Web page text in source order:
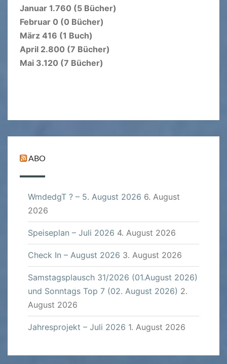
Januar 1.760 (5 Bücher)
Februar 0 (0 Bücher)
März 416 (1 Buch)
April 2.800 (7 Bücher)
Mai 3.120 (7 Bücher)
ABO
WmdedgT ? – 5. August 2026 6. August
2026
Speiseplan – Juli 2026 4. August 2026
Check In – August 2026 3. August 2026
Samstagsplausch 31/2026 (01.August 2026)
und Sonntags Top 7 (02. August 2026) 2.
August 2026
Jahresprojekt – Juli 2026 1. August 2026